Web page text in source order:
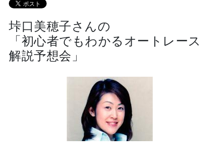
垰口美穂子さんの
「初心者でもわかるオートレース
解説予想会」